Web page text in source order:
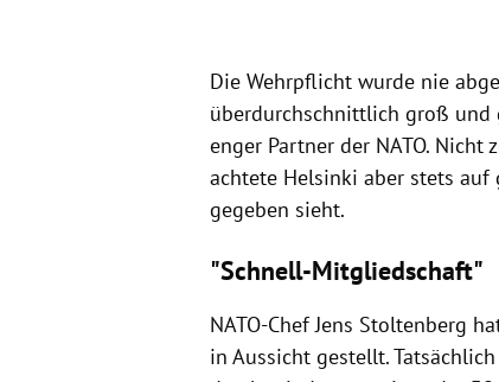
Die Wehrpflicht wurde nie
überdurchschnittlich groß und
enger Partner der NATO.
achtete Helsinki aber stets
gegeben sieht.
"Schnell-Mitgliedschaft"
NATO-Chef Jens Stoltenberg
in Aussicht gestellt.